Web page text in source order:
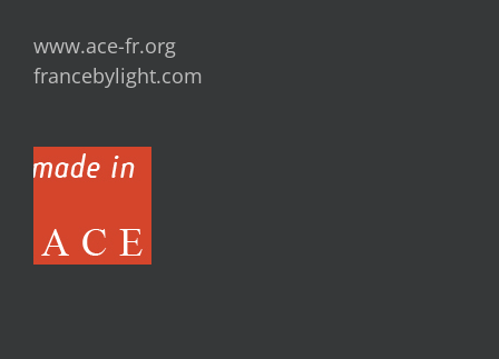
www.ace-fr.org
francebylight.com